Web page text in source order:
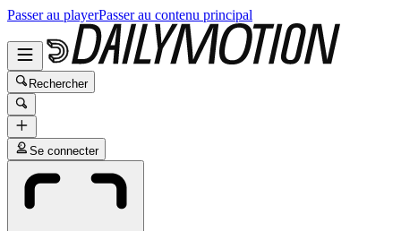
Passer au playerPasser au contenu principal
Rechercher
Se connecter